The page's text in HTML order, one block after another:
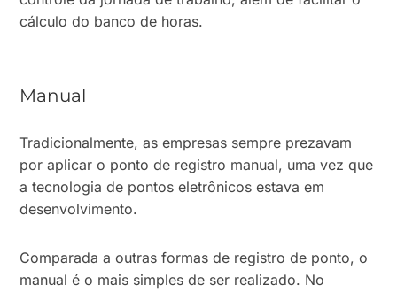
cálculo do banco de horas.
Manual
Tradicionalmente, as empresas sempre prezavam
por aplicar o ponto de registro manual, uma vez que
a tecnologia de pontos eletrônicos estava em
desenvolvimento.
Comparada a outras formas de registro de ponto, o
manual é o mais simples de ser realizado. No